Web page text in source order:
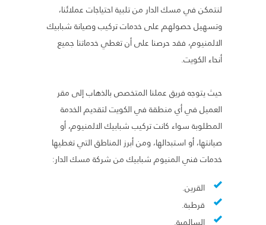
لنتمكن في مسك الدار من تلبية احتياجات عملائنا،
وتسهيل حصولهم على خدمات تركيب وصيانة شبابيك
الالمنيوم، فقد حرصنا على أن تغطي خدماتنا جميع
أنحاء الكويت.
حيث يتوجه فريق عملنا المتخصص بالذهاب إلى مقر
العميل في أي منطقة في الكويت لتقديم الخدمة
المطلوبة سواء كانت تركيب شبابيك الالمنيوم، أو
صيانتها، أو استبدالها، ومن أبرز المناطق التي تغطيها
خدمات فني المنيوم شبابيك من شركة مسك الدار:
القرين.
قرطبة.
السالمية.